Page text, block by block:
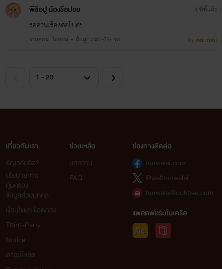
พี่ชื่อปู น้องชื่อปอย
รออ่านเรื่องต่อไปค่ะ
จากตอน: ไอดอล + ยัยลูกหมา -74- จบ...
4 ปีที่แล้ว
ตอบกลับ
เกี่ยวกับเรา
ธัญวลัยคือ?
นโยบายการ
คุ้มครอง
ข้อมูลส่วนบุคคล
เงื่อนไขและข้อตกลง
Third-Party
Notice
ดาวน์โหลด
ช่วยเหลือ
บทความ
FAQ
ช่องทางติดต่อ
tunwalai.com
@webtunwalai
tunwalai@ookbee.com
แพลตฟอร์มในเครือ